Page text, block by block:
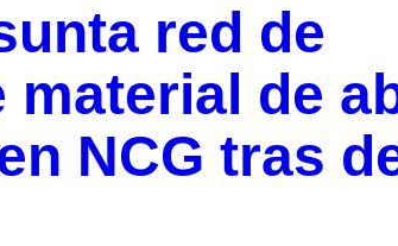
red de
de
NCG tras